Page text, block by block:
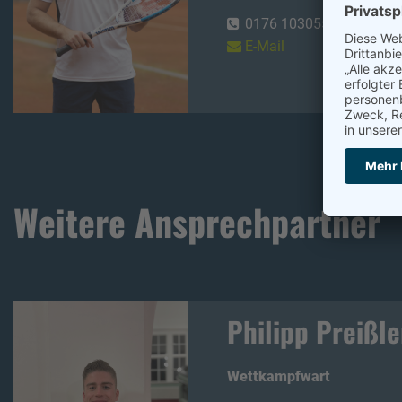
0176 10305560
E-Mail
Weitere Ansprechpartner
Philipp
Wettkampfwart